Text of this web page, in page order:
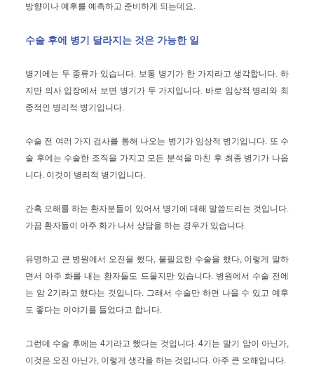
방향이나 예후를 예측하고 준비하게 되는데요.
수술 후에 병기 달라지는 것은 가능한 일
병기에는 두 종류가 있습니다. 보통 병기가 한 가지라고 생각합니다. 하
지만 의사 입장에서 보면 병기가 두 가지입니다. 바로 임상적 병리와 최
종적인 병리적 병기입니다.
수술 전 여러 가지 검사를 통해 나오는 병기가 임상적 병기입니다. 또 수
술 후에는 수술한 조직을 가지고 모든 분석을 마친 후 최종 병기가 나옵
니다. 이것이 병리적 병기입니다.
간혹 오해를 하는 환자분들이 있어서 병기에 대해 말씀드리는 것입니다.
가끔 환자들이 아주 화가 나서 상담을 하는 경우가 있습니다.
유명하고 큰 병원에서 오진을 했다, 불필요한 수술을 했다, 이렇게 말하
면서 아주 화를 내는 환자들도 드물지만 있습니다. 병원에서 수술 전에
는 암 2기라고 했다는 것입니다. 그래서 수술만 하면 나을 수 있고 예후
도 좋다는 이야기를 들었다고 합니다.
그런데 수술 후에는 4기라고 했다는 것입니다. 4기는 말기 암이 아닌가,
이것은 오진 아닌가, 이렇게 생각을 하는 것입니다. 아주 큰 오해입니다.